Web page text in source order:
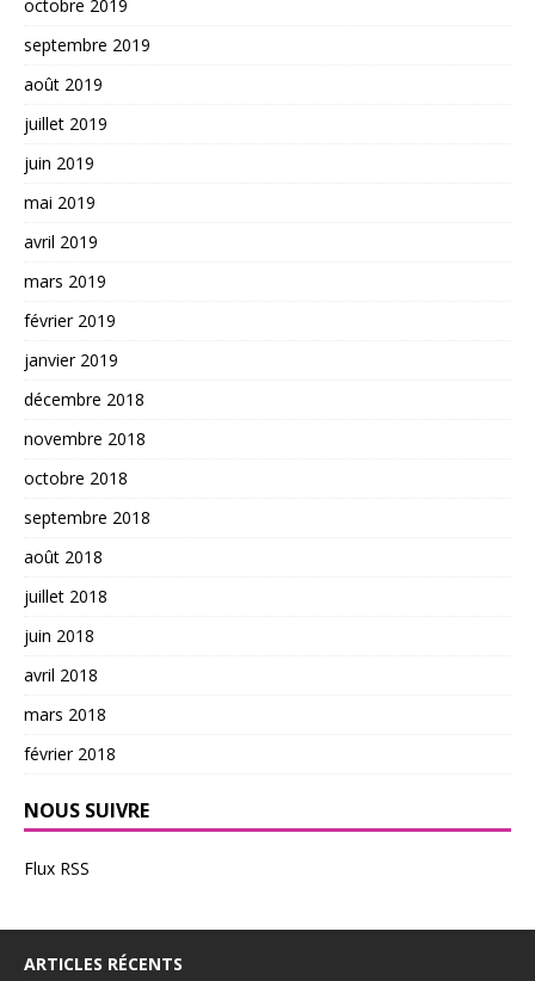
octobre 2019
septembre 2019
août 2019
juillet 2019
juin 2019
mai 2019
avril 2019
mars 2019
février 2019
janvier 2019
décembre 2018
novembre 2018
octobre 2018
septembre 2018
août 2018
juillet 2018
juin 2018
avril 2018
mars 2018
février 2018
NOUS SUIVRE
Flux RSS
ARTICLES RÉCENTS